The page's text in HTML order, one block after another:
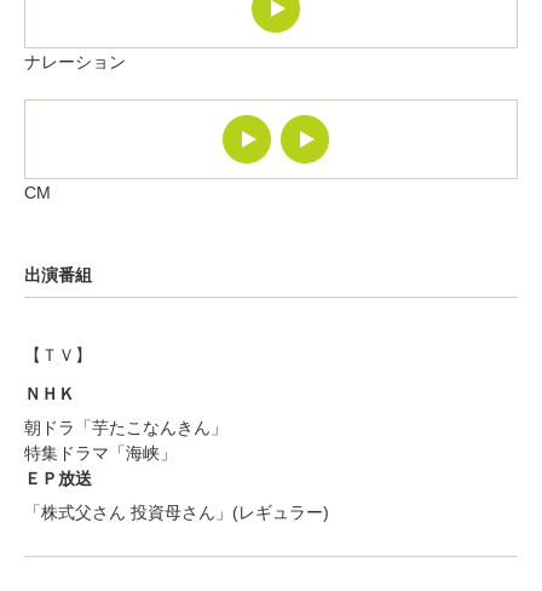
ナレーション
CM
出演番組
【ＴＶ】
ＮＨＫ
朝ドラ「芋たこなんきん」
特集ドラマ「海峡」
ＥＰ放送
「株式父さん 投資母さん」(レギュラー)